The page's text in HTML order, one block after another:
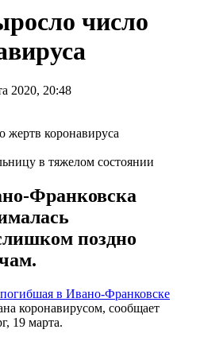
число
2020, 20:48
в тяжелом состоянии
Франковска
поздно
погибшая в Ивано-Франковске
коронавирусом, сообщает
19 марта.